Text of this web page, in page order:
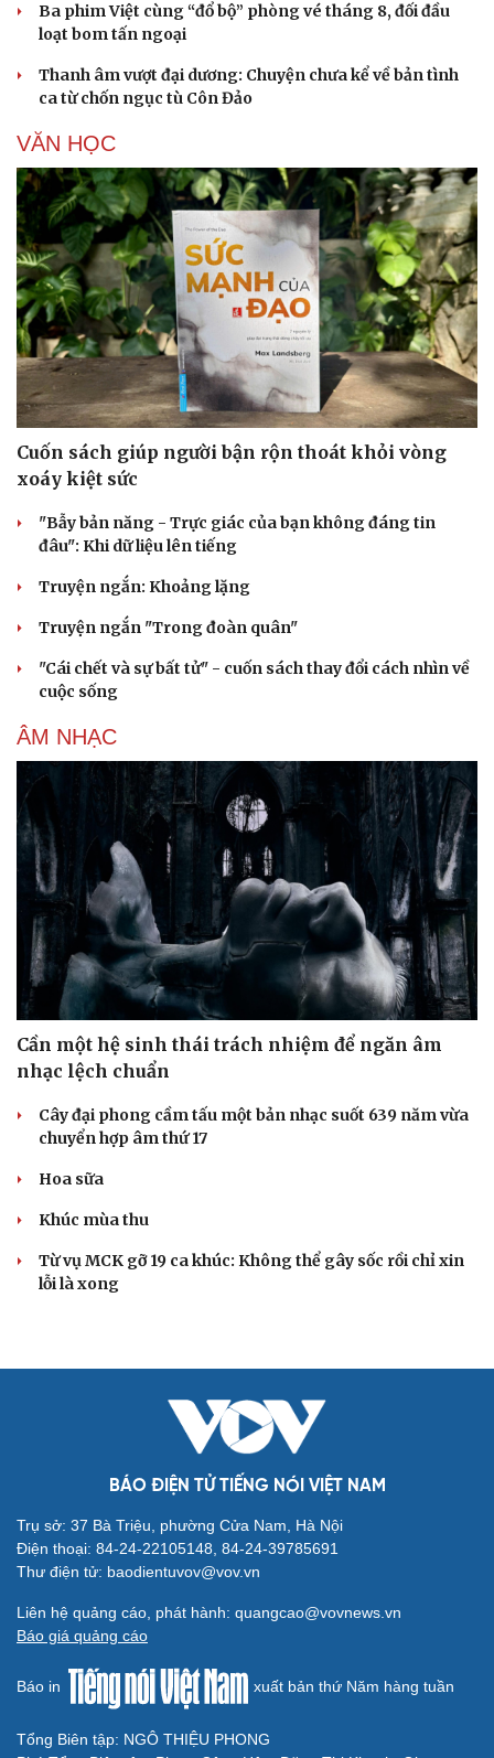
Ba phim Việt cùng “đổ bộ” phòng vé tháng 8, đối đầu
loạt bom tấn ngoại
Thanh âm vượt đại dương: Chuyện chưa kể về bản tình
ca từ chốn ngục tù Côn Đảo
VĂN HỌC
Cuốn sách giúp người bận rộn thoát khỏi vòng
xoáy kiệt sức
"Bẫy bản năng - Trực giác của bạn không đáng tin
đâu": Khi dữ liệu lên tiếng
Truyện ngắn: Khoảng lặng
Truyện ngắn "Trong đoàn quân"
"Cái chết và sự bất tử" - cuốn sách thay đổi cách nhìn về
cuộc sống
ÂM NHẠC
Cần một hệ sinh thái trách nhiệm để ngăn âm
nhạc lệch chuẩn
Cây đại phong cầm tấu một bản nhạc suốt 639 năm vừa
chuyển hợp âm thứ 17
Hoa sữa
Khúc mùa thu
Từ vụ MCK gỡ 19 ca khúc: Không thể gây sốc rồi chỉ xin
lỗi là xong
BÁO ĐIỆN TỬ TIẾNG NÓI VIỆT NAM
Trụ sở: 37 Bà Triệu, phường Cửa Nam, Hà Nội
Điện thoại: 84-24-22105148, 84-24-39785691
Thư điện tử: baodientuvov@vov.vn
Liên hệ quảng cáo, phát hành: quangcao@vovnews.vn
Báo giá quảng cáo
Báo in xuất bản thứ Năm hàng tuần
Tổng Biên tập: NGÔ THIỆU PHONG